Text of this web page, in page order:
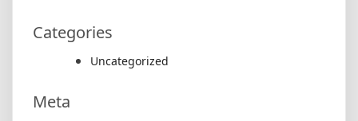
Categories
Uncategorized
Meta